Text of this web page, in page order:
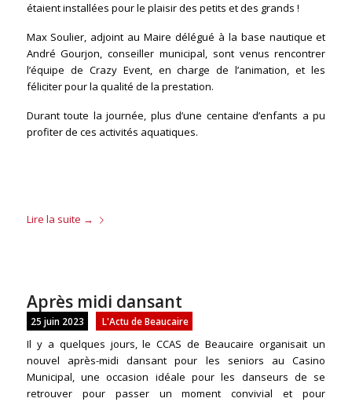
étaient installées pour le plaisir des petits et des grands !
Max Soulier, adjoint au Maire délégué à la base nautique et
André Gourjon, conseiller municipal, sont venus rencontrer
l’équipe de Crazy Event, en charge de l’animation, et les
féliciter pour la qualité de la prestation.
Durant toute la journée, plus d’une centaine d’enfants a pu
profiter de ces activités aquatiques.
Lire la suite →
Après midi dansant
25 juin 2023 L'Actu de Beaucaire
Il y a quelques jours, le CCAS de Beaucaire organisait un
nouvel après-midi dansant pour les seniors au Casino
Municipal, une occasion idéale pour les danseurs de se
retrouver pour passer un moment convivial et pour